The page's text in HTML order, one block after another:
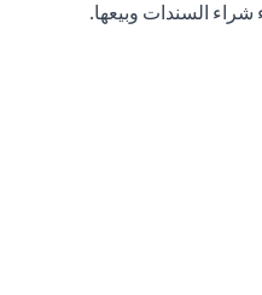
السندات وبيعها.